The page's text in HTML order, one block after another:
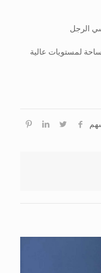
لمستويات عالية